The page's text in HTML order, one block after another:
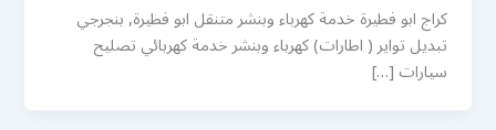
كراج ابو فطيرة خدمة كهرباء وبنشر متنقل ابو فطيرة, بنجرجي
تبديل تواير ( اطارات) كهرباء وبنشر خدمة كهربائي تصليح
سيارات […]